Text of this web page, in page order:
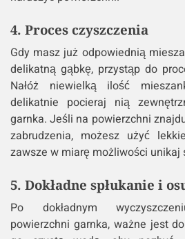
4. Proces czyszczenia
Gdy masz już odpowiednią
delikatną gąbkę, przystąp do
Nałóż niewielką ilość
delikatnie pocieraj nią
garnka. Jeśli na powierzchni
zabrudzenia, możesz użyć
zawsze w miarę możliwości unikaj
5. Dokładne spłukanie i
Po dokładnym
powierzchni garnka, ważne jest